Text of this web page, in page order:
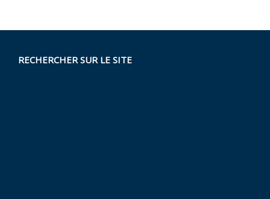
RECHERCHER SUR LE SITE